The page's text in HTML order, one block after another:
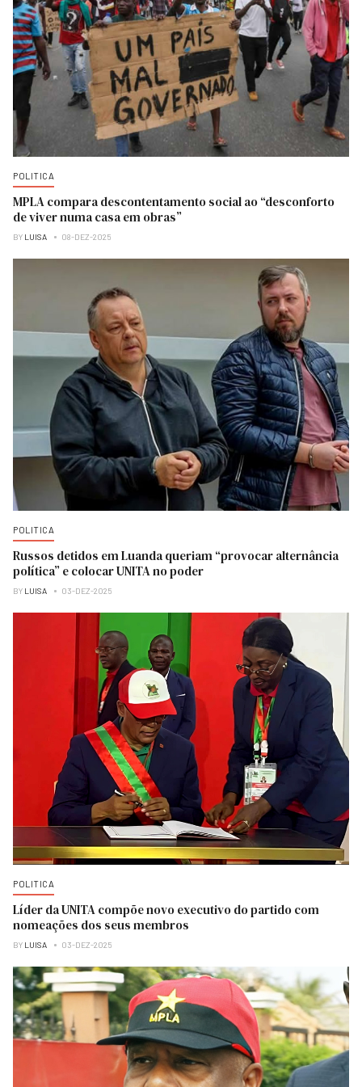
POLITICA
MPLA compara descontentamento social ao “desconforto
de viver numa casa em obras”
BY LUISA 08-DEZ-2025
POLITICA
Russos detidos em Luanda queriam “provocar alternância
política” e colocar UNITA no poder
BY LUISA 03-DEZ-2025
POLITICA
Líder da UNITA compõe novo executivo do partido com
nomeações dos seus membros
BY LUISA 03-DEZ-2025